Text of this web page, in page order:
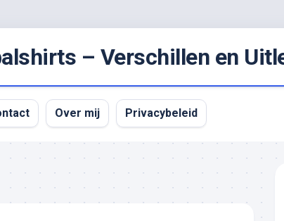
– Verschillen en
Over mij Privacybeleid